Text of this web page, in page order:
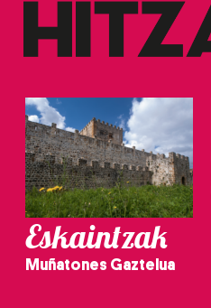
Eskaintzak
Muñatones Gaztelua